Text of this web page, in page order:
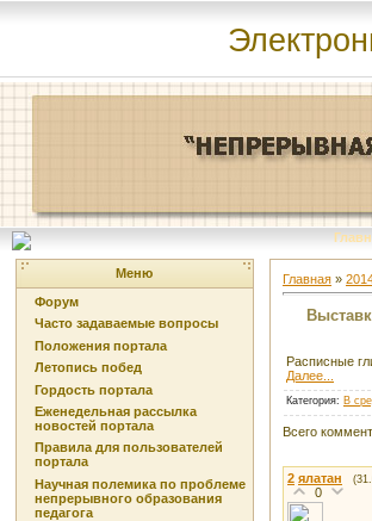
Меню
Форум
Часто задаваемые вопросы
Положения портала
Летопись побед
Гордость портала
Еженедельная рассылка
новостей портала
Правила для пользователей
портала
Научная полемика по проблеме
непрерывного образования
педагога
Главная »
Расписные
Далее...
Категория: В
Всего
2 ялатан
0